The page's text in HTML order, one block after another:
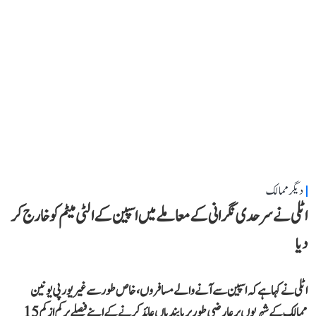
دیگر ممالک
اٹلی نے سرحدی نگرانی کے معاملے میں اسپین کے الٹی میٹم کو خارج کر
دیا
اٹلی نے کہا ہے کہ اسپین سے آنے والے مسافروں، خاص طور سے غیر یورپی یونین